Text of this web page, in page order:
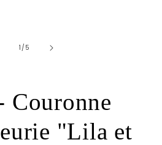
1/de
5
"Lila et